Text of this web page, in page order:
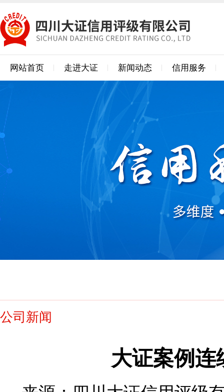
网站首页 走进大证 新闻动态 信用服务
公司新闻
大证案例连